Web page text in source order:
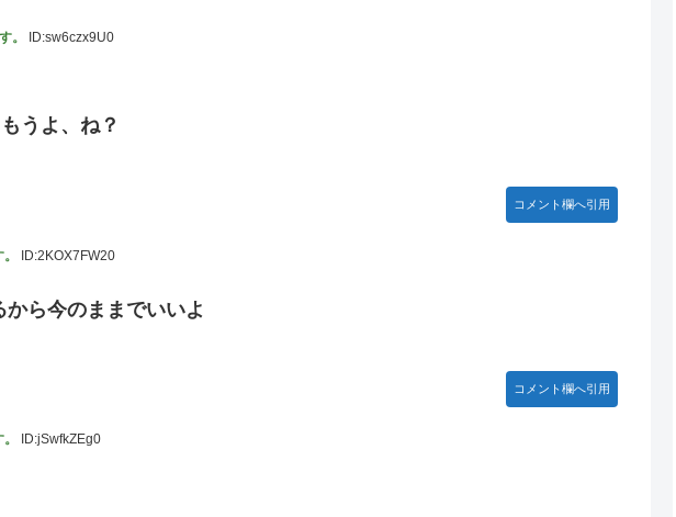
した姿に「本田望結ちゃんかと」
退・・・
が必要レベルに達していないので装備できません」←このシステムｗｗｗｗ
果をご覧ください」→「マッサージ効果は間違いないねｗ」「これが本当のベッドサ
と関係者が告白、特に役に立たないくせに高給だけ毟り取った結果……
。 ID:sw6czx9U0
うよ、ね？
コメント欄へ引用
ID:2KOX7FW20
ら今のままでいいよ
コメント欄へ引用
ID:jSwfkZEg0